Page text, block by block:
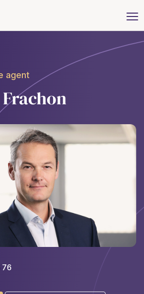
agent
76